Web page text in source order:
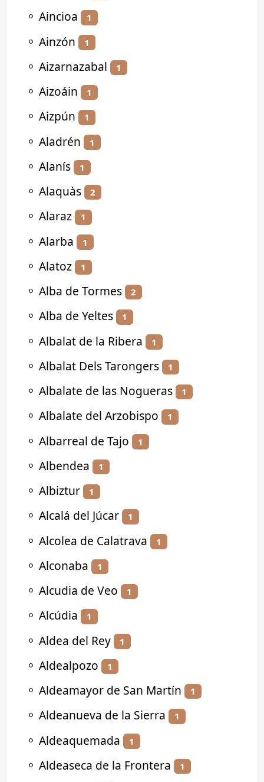
⚬ Aincioa 1
⚬ Ainzón 1
⚬ Aizarnazabal 1
⚬ Aizoáin 1
⚬ Aizpún 1
⚬ Aladrén 1
⚬ Alanís 1
⚬ Alaquàs 2
⚬ Alaraz 1
⚬ Alarba 1
⚬ Alatoz 1
⚬ Alba de Tormes 2
⚬ Alba de Yeltes 1
⚬ Albalat de la Ribera 1
⚬ Albalat Dels Tarongers 1
⚬ Albalate de las Nogueras 1
⚬ Albalate del Arzobispo 1
⚬ Albarreal de Tajo 1
⚬ Albendea 1
⚬ Albiztur 1
⚬ Alcalá del Júcar 1
⚬ Alcolea de Calatrava 1
⚬ Alconaba 1
⚬ Alcudia de Veo 1
⚬ Alcúdia 1
⚬ Aldea del Rey 1
⚬ Aldealpozo 1
⚬ Aldeamayor de San Martín 1
⚬ Aldeanueva de la Sierra 1
⚬ Aldeaquemada 1
⚬ Aldeaseca de la Frontera 1